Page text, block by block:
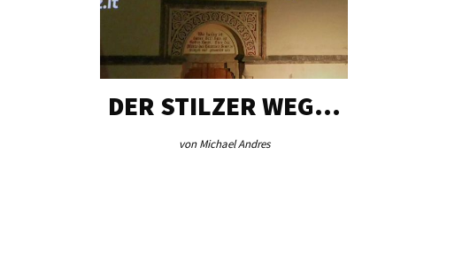
DER STILZER WEG…
von Michael Andres